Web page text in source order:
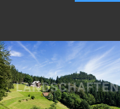
LANDSCHAFTEN